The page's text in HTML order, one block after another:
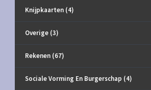
Knijpkaarten (4)
Overige (3)
Rekenen (67)
Sociale Vorming En Burgerschap (4)